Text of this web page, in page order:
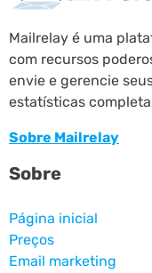
Mailrelay é uma
com recursos
envie e gerencie
estatísticas
Sobre Mailrelay
Sobre
Página inicial
Preços
Email marketing